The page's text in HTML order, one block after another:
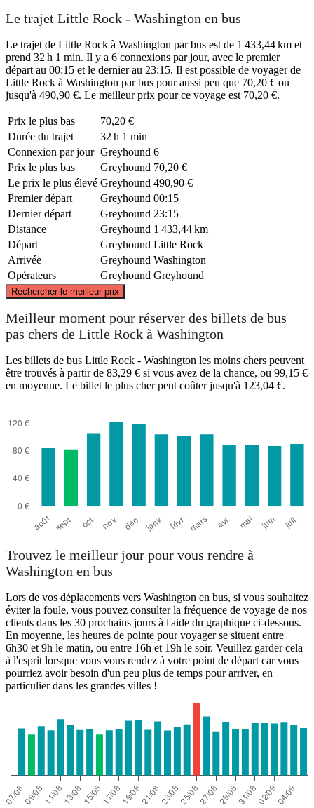
Le trajet Little Rock - Washington en bus
Le trajet de Little Rock à Washington par bus est de 1 433,44 km et
prend 32 h 1 min. Il y a 6 connexions par jour, avec le premier
départ au 00:15 et le dernier au 23:15. Il est possible de voyager de
Little Rock à Washington par bus pour aussi peu que 70,20 € ou
jusqu'à 490,90 €. Le meilleur prix pour ce voyage est 70,20 €.
Prix ​​le plus bas
70,20 €
Durée du trajet
32 h 1 min
Connexion par jour Greyhound 6
Prix ​​le plus bas
Greyhound 70,20 €
Le prix le plus élevé Greyhound 490,90 €
Premier départ
Greyhound 00:15
Dernier départ
Greyhound 23:15
Distance
Greyhound 1 433,44 km
Départ
Greyhound Little Rock
Arrivée
Greyhound Washington
Opérateurs
Greyhound Greyhound
Rechercher le meilleur prix
Little Rock, AR
©CARTO, ©OpenStreetMap
Meilleur moment pour réserver des billets de bus
pas chers de Little Rock à Washington
Les billets de bus Little Rock - Washington les moins chers peuvent
être trouvés à partir de 83,29 € si vous avez de la chance, ou 99,15 €
en moyenne. Le billet le plus cher peut coûter jusqu'à 123,04 €.
Trouvez le meilleur jour pour vous rendre à
Washington en bus
Lors de vos déplacements vers Washington en bus, si vous souhaitez
éviter la foule, vous pouvez consulter la fréquence de voyage de nos
clients dans les 30 prochains jours à l'aide du graphique ci-dessous.
En moyenne, les heures de pointe pour voyager se situent entre
6h30 et 9h le matin, ou entre 16h et 19h le soir. Veuillez garder cela
à l'esprit lorsque vous vous rendez à votre point de départ car vous
pourriez avoir besoin d'un peu plus de temps pour arriver, en
particulier dans les grandes villes !